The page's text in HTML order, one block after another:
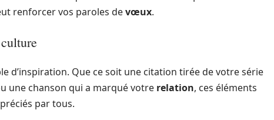
renforcer vos paroles devœux.
d’inspiration. Que ce soit une citation tirée de votre série
une chanson qui a marqué votre relation, ces éléments
par tous.